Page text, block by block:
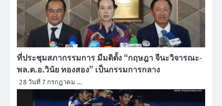
ที่ประชุมสภากรรมการ มีมติตั้ง “กฤษฎา จีนะวิจารณะ-
พล.ต.อ.วินัย ทองสอง” เป็นกรรมการกลาง
28 วันที่ 7 กรกฎาคม …